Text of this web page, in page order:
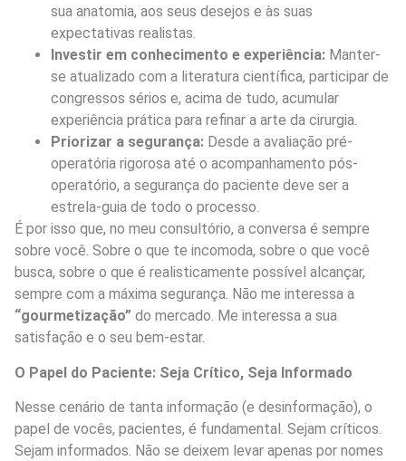
sua anatomia, aos seus desejos e às suas
expectativas realistas.
Investir em conhecimento e experiência: Manter-
se atualizado com a literatura científica, participar de
congressos sérios e, acima de tudo, acumular
experiência prática para refinar a arte da cirurgia.
Priorizar a segurança: Desde a avaliação pré-
operatória rigorosa até o acompanhamento pós-
operatório, a segurança do paciente deve ser a
estrela-guia de todo o processo.
É por isso que, no meu consultório, a conversa é sempre
sobre você. Sobre o que te incomoda, sobre o que você
busca, sobre o que é realisticamente possível alcançar,
sempre com a máxima segurança. Não me interessa a
“gourmetização” do mercado. Me interessa a sua
satisfação e o seu bem-estar.
O Papel do Paciente: Seja Crítico, Seja Informado
Nesse cenário de tanta informação (e desinformação), o
papel de vocês, pacientes, é fundamental. Sejam críticos.
Sejam informados. Não se deixem levar apenas por nomes